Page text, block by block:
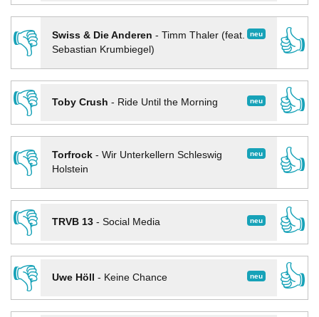
👎
neu
Swiss & Die Anderen - Timm Thaler (feat.
Sebastian Krumbiegel)
👍
👎
neu
Toby Crush - Ride Until the Morning
👍
👎
neu
Torfrock- Wir Unterkellern Schleswig
Holstein
👍
👎
neu
TRVB 13- Social Media
👍
👎
neu
Uwe Höll - Keine Chance
👍